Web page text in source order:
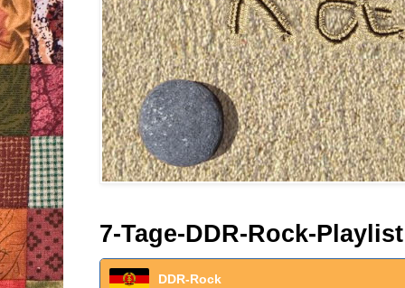
7-Tage-DDR-Rock-
DDR-Rock